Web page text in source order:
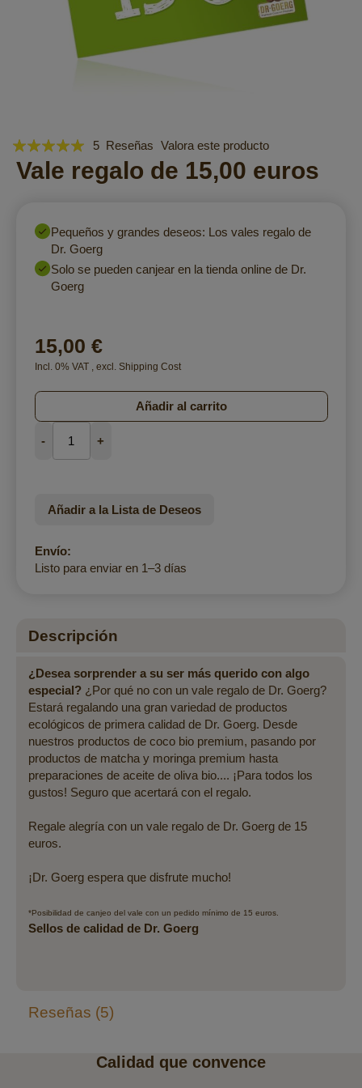
Saltar
al
comienzo
galería
imágenes
Valoración:
96
% of100
5 Reseñas Valora este producto
Vale regalo de 15,00 euros
Pequeños y grandes deseos: Los vales regalo de
Dr. Goerg
Solo se pueden canjear en la tienda online de Dr.
Goerg
15,00 €
Incl. 0% VAT excl. Shipping Cost
Añadir al carrito
- +
Añadir a la Lista de Deseos
Envío:
Listo para enviar en 1–3 días
Descripción
¿Desea sorprender a su ser más querido con algo
especial? ¿Por qué no con un vale regalo de Dr. Goerg?
Estará regalando una gran variedad de productos
ecológicos de primera calidad de Dr. Goerg. Desde
nuestros productos de coco bio premium, pasando por
productos de matcha y moringa premium hasta
preparaciones de aceite de oliva bio.... ¡Para todos los
gustos! Seguro que acertará con el regalo.
Regale alegría con un vale regalo de Dr. Goerg de 15
euros.
¡Dr. Goerg espera que disfrute mucho!
*Posibilidad de canjeo del vale con un pedido mínimo de 15 euros.
Sellos de calidad de Dr. Goerg
Reseñas 5
Calidad que convence